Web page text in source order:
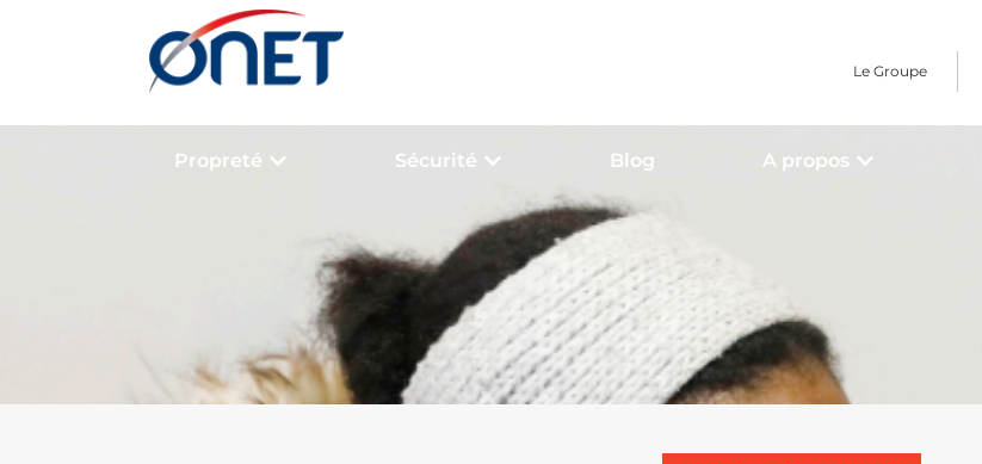
Le Groupe
Propreté Sécurité Blog A propos